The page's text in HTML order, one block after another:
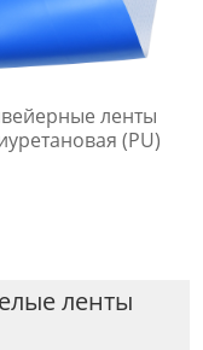
ленты
(PU)
ленты